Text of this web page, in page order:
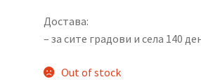
Достава:
– за сите градови и села 140
Out of stock